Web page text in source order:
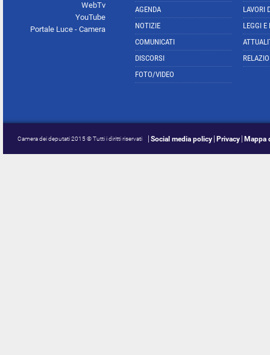
WebTv
YouTube
Portale Luce - Camera
AGENDA
NOTIZIE
COMUNICATI
DISCORSI
FOTO/VIDEO
LAVORI
LEGGI E
Camera dei deputati 2015 © Tutti i diritti riservati Social media policy Privacy Mappa